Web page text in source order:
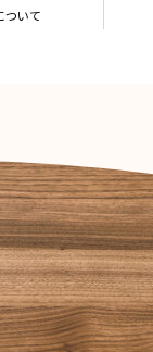
ついて